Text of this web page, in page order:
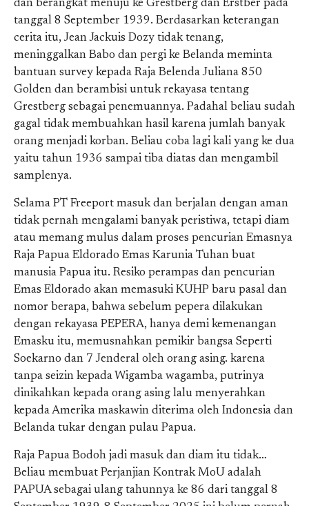
dan berangkat menuju ke Grestberg dan Erstber pada
tanggal 8 September 1939. Berdasarkan keterangan
cerita itu, Jean Jackuis Dozy tidak tenang,
meninggalkan Babo dan pergi ke Belanda meminta
bantuan survey kepada Raja Belenda Juliana 850
Golden dan berambisi untuk rekayasa tentang
Grestberg sebagai penemuannya. Padahal beliau sudah
gagal tidak membuahkan hasil karena jumlah banyak
orang menjadi korban. Beliau coba lagi kali yang ke dua
yaitu tahun 1936 sampai tiba diatas dan mengambil
samplenya.
Selama PT Freeport masuk dan berjalan dengan aman
tidak pernah mengalami banyak peristiwa, tetapi diam
atau memang mulus dalam proses pencurian Emasnya
Raja Papua Eldorado Emas Karunia Tuhan buat
manusia Papua itu. Resiko perampas dan pencurian
Emas Eldorado akan memasuki KUHP baru pasal dan
nomor berapa, bahwa sebelum pepera dilakukan
dengan rekayasa PEPERA, hanya demi kemenangan
Emasku itu, memusnahkan pemikir bangsa Seperti
Soekarno dan 7 Jenderal oleh orang asing. karena
tanpa seizin kepada Wigamba wagamba, putrinya
dinikahkan kepada orang asing lalu menyerahkan
kepada Amerika maskawin diterima oleh Indonesia dan
Belanda tukar dengan pulau Papua.
Raja Papua Bodoh jadi masuk dan diam itu tidak…
Beliau membuat Perjanjian Kontrak MoU adalah
PAPUA sebagai ulang tahunnya ke 86 dari tanggal 8